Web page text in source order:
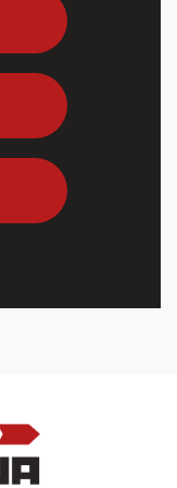
шаг из
любых
в 15
превысило 63
сообщил,
удары по
аккаунтами на